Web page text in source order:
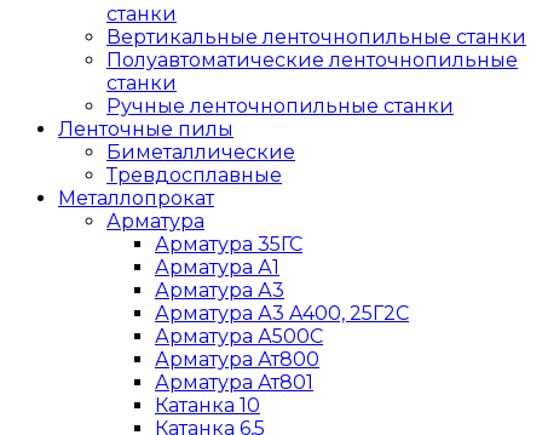
станки
Вертикальные ленточнопильные станки
Полуавтоматические ленточнопильные
станки
Ручные ленточнопильные станки
Ленточные пилы
Биметаллические
Тревдосплавные
Металлопрокат
Арматура
Арматура 35ГС
Арматура А1
Арматура А3
Арматура А3 A400, 25Г2С
Арматура А500С
Арматура Ат800
Арматура Ат801
Катанка 10
Катанка 6,5